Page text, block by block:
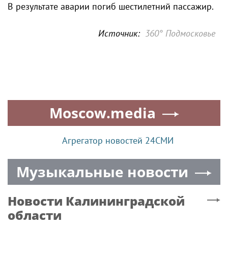
В результате аварии погиб шестилетний пассажир.
Источник: 360° Подмосковье
Moscow.media
Агрегатор новостей 24СМИ
Музыкальные новости
Новости Калининградской
области